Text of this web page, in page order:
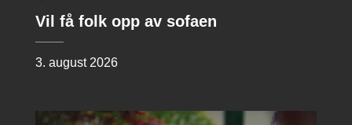
Vil få folk opp av sofaen
3. august 2026